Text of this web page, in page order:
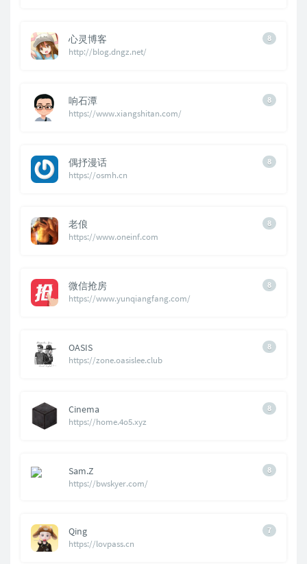
8
心灵博客
http://blog.dngz.net/
8
响石潭
https://www.xiangshitan.com/
8
偶抒漫话
https://osmh.cn
8
老俍
https://www.oneinf.com
8
微信抢房
https://www.yunqiangfang.com/
8
OASIS
https://zone.oasislee.club
8
Cinema
https://home.4o5.xyz
8
Sam.Z
https://bwskyer.com/
7
Qing
https://lovpass.cn